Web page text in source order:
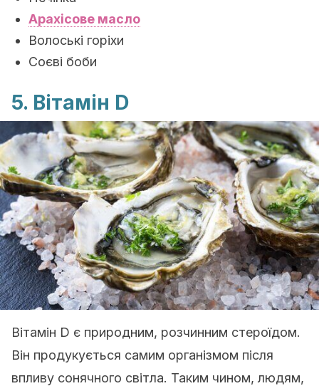
Арахісове масло
Волоські горіхи
Соєві боби
5. Вітамін D
Вітамін D є природним, розчинним стероїдом.
Він продукується самим організмом після
впливу сонячного світла. Таким чином, людям,